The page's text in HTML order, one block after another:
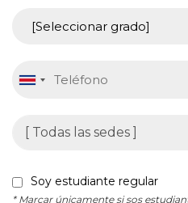
Soy estudiante regular
* Marcar únicamente si sos